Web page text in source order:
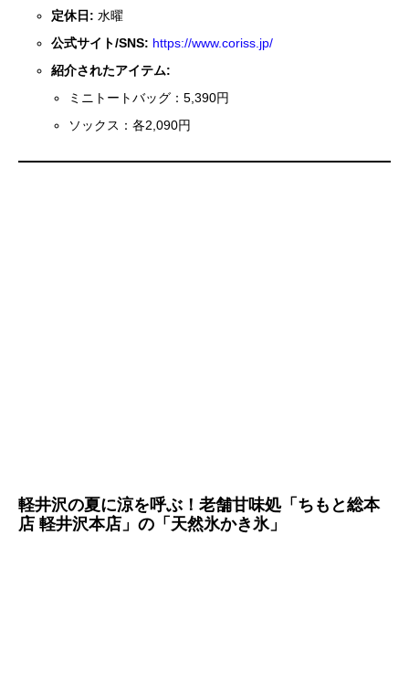
定休日: 水曜
公式サイト/SNS: https://www.coriss.jp/
紹介されたアイテム:
ミニトートバッグ：5,390円
ソックス：各2,090円
軽井沢の夏に涼を呼ぶ！老舗甘味処「 ちもと総本
店 軽井沢本店 」の「天然氷かき氷」